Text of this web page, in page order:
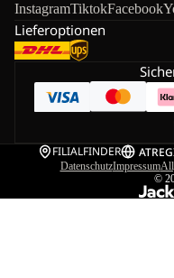
InstagramTiktokFacebook
Lieferoptionen
FILIALFINDER AT
DatenschutzImpressum
©